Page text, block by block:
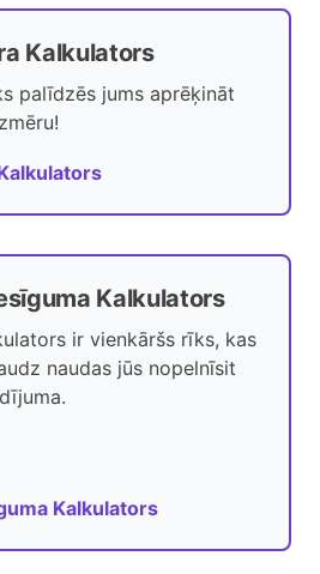
Kalkulators
palīdzēs jums aprēķināt
Kalkulators
ir vienkāršs rīks, kas
naudas jūs nopelnīsit
Kalkulators